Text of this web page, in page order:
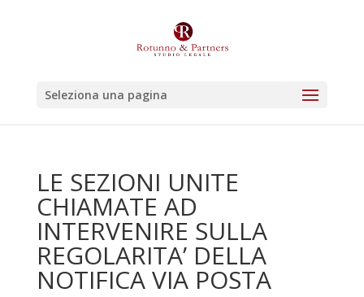
Seleziona una pagina
LE SEZIONI UNITE
CHIAMATE AD
INTERVENIRE SULLA
REGOLARITA’ DELLA
NOTIFICA VIA POSTA